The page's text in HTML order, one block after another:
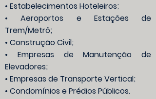
• Estabelecimentos Hoteleiros;
• Aeroportos e Estações de
Trem/Metrô;
• Construção Civil;
• Empresas de Manutenção de
Elevadores;
• Empresas de Transporte Vertical;
• Condomínios e Prédios Públicos.